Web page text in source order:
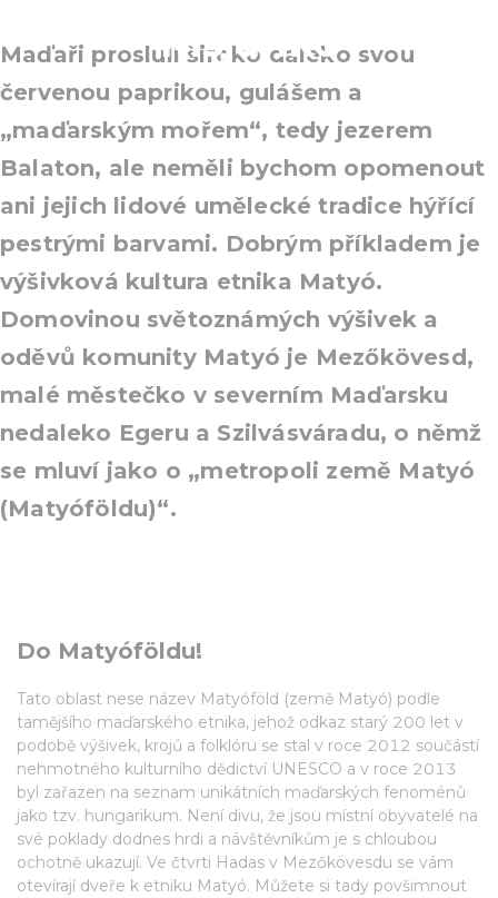
Kisjankó
Maďaři prosluli široko daleko svou
červenou paprikou, gulášem a
„maďarským mořem“, tedy jezerem
Balaton, ale neměli bychom opomenout
ani jejich lidové umělecké tradice hýřící
pestrými barvami. Dobrým příkladem je
výšivková kultura etnika Matyó.
Domovinou světoznámých výšivek a
oděvů komunity Matyó je Mezőkövesd,
malé městečko v severním Maďarsku
nedaleko Egeru a Szilvásváradu, o němž
se mluví jako o „metropoli země Matyó
(Matyóföldu)“.
Do Matyóföldu!
Tato oblast nese název Matyóföld (země Matyó) podle
tamějšího maďarského etnika, jehož odkaz starý 200 let v
podobě výšivek, krojů a folklóru se stal v roce 2012 součástí
nehmotného kulturního dědictví UNESCO a v roce 2013
byl zařazen na seznam unikátních maďarských fenoménů
jako tzv. hungarikum. Není divu, že jsou místní obyvatelé na
své poklady dodnes hrdi a návštěvníkům je s chloubou
ochotně ukazují. Ve čtvrti Hadas v Mezőkövesdu se vám
otevírají dveře k etniku Matyó. Můžete si tady povšimnout